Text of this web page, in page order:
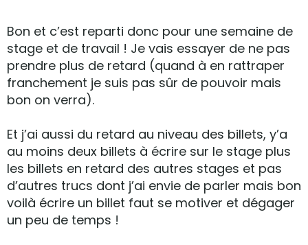
Bon et c’est reparti donc pour une semaine de
stage et de travail ! Je vais essayer de ne pas
prendre plus de retard (quand à en rattraper
franchement je suis pas sûr de pouvoir mais
bon on verra).
Et j’ai aussi du retard au niveau des billets, y’a
au moins deux billets à écrire sur le stage plus
les billets en retard des autres stages et pas
d’autres trucs dont j’ai envie de parler mais bon
voilà écrire un billet faut se motiver et dégager
un peu de temps !